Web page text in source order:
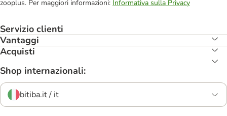
zooplus. Per maggiori informazioni: Informativa sulla Privacy
Servizio clienti
Vantaggi
Acquisti
Shop internazionali:
bitiba.it / it